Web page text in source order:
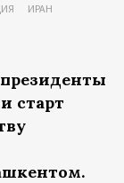
ИРАН
президенты
старт